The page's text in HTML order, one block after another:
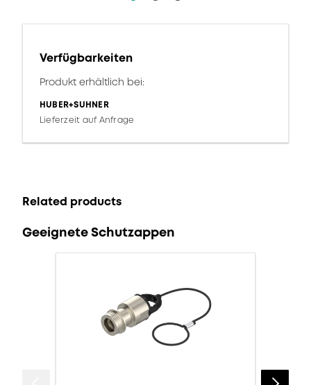
Verfügbarkeiten
Produkt erhältlich bei:
HUBER+SUHNER
Lieferzeit auf Anfrage
Related products
Geeignete Schutzappen